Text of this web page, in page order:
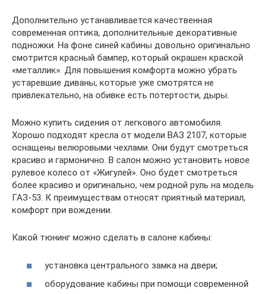
Дополнительно устанавливается качественная
современная оптика, дополнительные декоративные
подножки. На фоне синей кабины довольно оригинально
смотрится красный бампер, который окрашен краской
«металлик». Для повышения комфорта можно убрать
устаревшие диваны, которые уже смотрятся не
привлекательно, на обивке есть потертости, дыры.
Можно купить сидения от легкового автомобиля.
Хорошо подходят кресла от модели ВАЗ 2107, которые
оснащены велюровыми чехлами. Они будут смотреться
красиво и гармонично. В салон можно установить новое
рулевое колесо от «Жигулей». Оно будет смотреться
более красиво и оригинально, чем родной руль на модель
ГАЗ-53. К преимуществам относят приятный материал,
комфорт при вождении.
Какой тюнинг можно сделать в салоне кабины:
установка центрального замка на двери;
оборудование кабины при помощи современной